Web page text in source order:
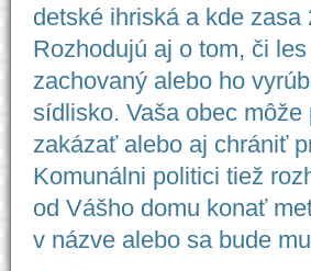
detské ihriská a kde
Rozhodujú aj o tom, či
zachovaný alebo ho
sídlisko. Vaša obec
zakázať alebo aj chrániť
Komunálni politici tiež
od Vášho domu konať
v názve alebo sa bude